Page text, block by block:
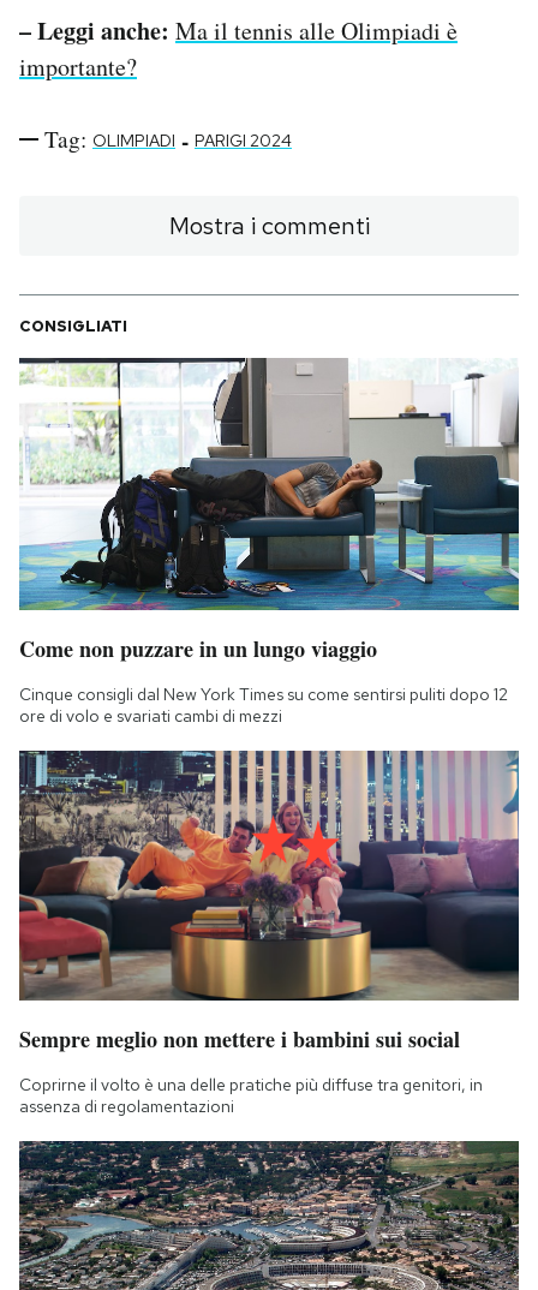
– Leggi anche: Ma il tennis alle Olimpiadi è
importante?
Tag: OLIMPIADI - PARIGI 2024
Mostra i commenti
CONSIGLIATI
Come non puzzare in un lungo viaggio
Cinque consigli dal New York Times su come sentirsi puliti dopo 12
ore di volo e svariati cambi di mezzi
Sempre meglio non mettere i bambini sui social
Coprirne il volto è una delle pratiche più diffuse tra genitori, in
assenza di regolamentazioni